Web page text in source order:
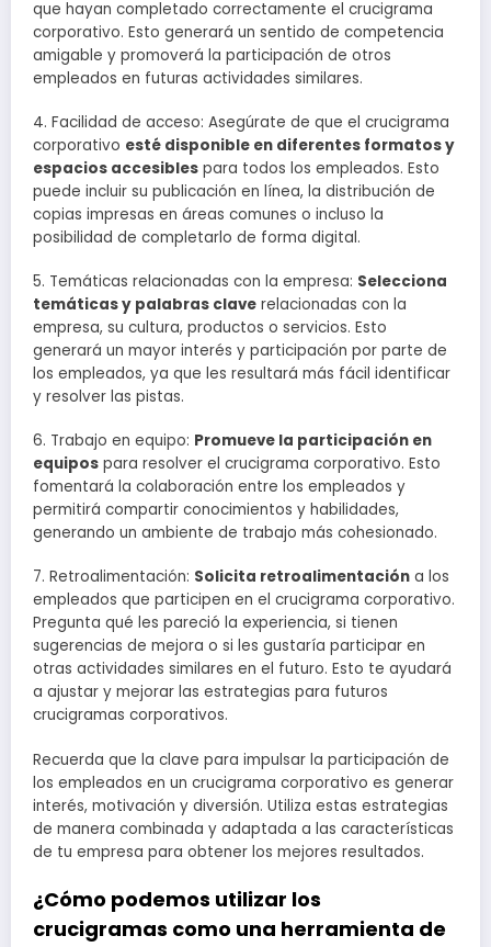
que hayan completado correctamente el crucigrama
corporativo. Esto generará un sentido de competencia
amigable y promoverá la participación de otros
empleados en futuras actividades similares.
4. Facilidad de acceso: Asegúrate de que el crucigrama
corporativo esté disponible en diferentes formatos y
espacios accesibles para todos los empleados. Esto
puede incluir su publicación en línea, la distribución de
copias impresas en áreas comunes o incluso la
posibilidad de completarlo de forma digital.
5. Temáticas relacionadas con la empresa: Selecciona
temáticas y palabras clave relacionadas con la
empresa, su cultura, productos o servicios. Esto
generará un mayor interés y participación por parte de
los empleados, ya que les resultará más fácil identificar
y resolver las pistas.
6. Trabajo en equipo: Promueve la participación en
equipos para resolver el crucigrama corporativo. Esto
fomentará la colaboración entre los empleados y
permitirá compartir conocimientos y habilidades,
generando un ambiente de trabajo más cohesionado.
7. Retroalimentación: Solicita retroalimentación a los
empleados que participen en el crucigrama corporativo.
Pregunta qué les pareció la experiencia, si tienen
sugerencias de mejora o si les gustaría participar en
otras actividades similares en el futuro. Esto te ayudará
a ajustar y mejorar las estrategias para futuros
crucigramas corporativos.
Recuerda que la clave para impulsar la participación de
los empleados en un crucigrama corporativo es generar
interés, motivación y diversión. Utiliza estas estrategias
de manera combinada y adaptada a las características
de tu empresa para obtener los mejores resultados.
¿Cómo podemos utilizar los
crucigramas como una herramienta de